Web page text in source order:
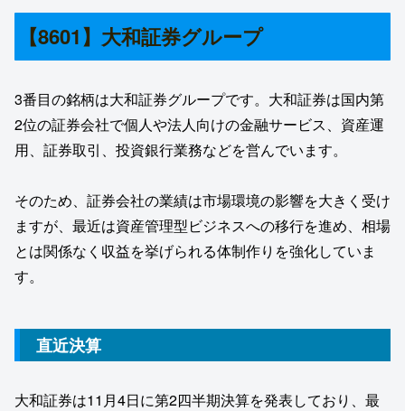
【8601】大和証券グループ
3番目の銘柄は大和証券グループです。大和証券は国内第
2位の証券会社で個人や法人向けの金融サービス、資産運
用、証券取引、投資銀行業務などを営んでいます。
そのため、証券会社の業績は市場環境の影響を大きく受け
ますが、最近は資産管理型ビジネスへの移行を進め、相場
とは関係なく収益を挙げられる体制作りを強化していま
す。
直近決算
大和証券は11月4日に第2四半期決算を発表しており、最